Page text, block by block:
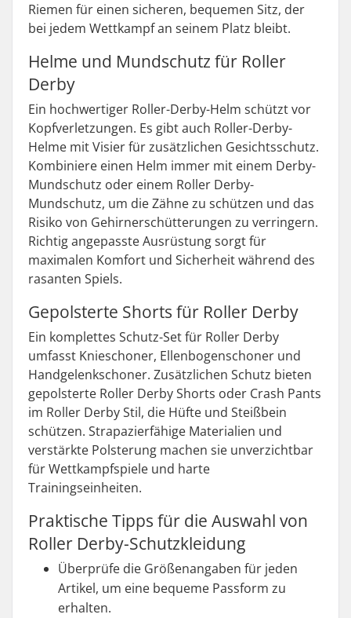
Riemen für einen sicheren, bequemen Sitz, der
bei jedem Wettkampf an seinem Platz bleibt.
Helme und Mundschutz für Roller
Derby
Ein hochwertiger Roller-Derby-Helm schützt vor
Kopfverletzungen. Es gibt auch Roller-Derby-
Helme mit Visier für zusätzlichen Gesichtsschutz.
Kombiniere einen Helm immer mit einem Derby-
Mundschutz oder einem Roller Derby-
Mundschutz, um die Zähne zu schützen und das
Risiko von Gehirnerschütterungen zu verringern.
Richtig angepasste Ausrüstung sorgt für
maximalen Komfort und Sicherheit während des
rasanten Spiels.
Gepolsterte Shorts für Roller Derby
Ein komplettes Schutz-Set für Roller Derby
umfasst Knieschoner, Ellenbogenschoner und
Handgelenkschoner. Zusätzlichen Schutz bieten
gepolsterte Roller Derby Shorts oder Crash Pants
im Roller Derby Stil, die Hüfte und Steißbein
schützen. Strapazierfähige Materialien und
verstärkte Polsterung machen sie unverzichtbar
für Wettkampfspiele und harte
Trainingseinheiten.
Praktische Tipps für die Auswahl von
Roller Derby-Schutzkleidung
Überprüfe die Größenangaben für jeden
Artikel, um eine bequeme Passform zu
erhalten.